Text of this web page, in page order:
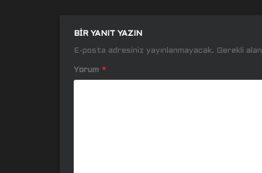
BIR YANIT YAZIN
E-posta adresiniz yayınlanmayacak. Gerekli
Yorum *